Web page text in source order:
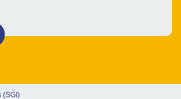
(SGI)